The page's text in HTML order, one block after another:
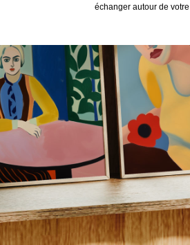
échanger autour de